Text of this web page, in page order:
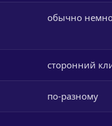
обычно
сторонний
по-разному